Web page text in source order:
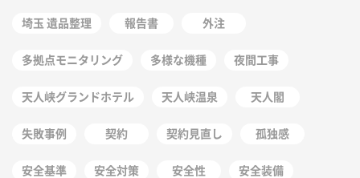
埼玉 遺品整理 報告書 外注
多拠点モニタリング 多様な機種 夜間工事
天人峡グランドホテル 天人峡温泉 天人閣
失敗事例 契約 契約見直し 孤独感
安全基準 安全対策 安全性 安全装備